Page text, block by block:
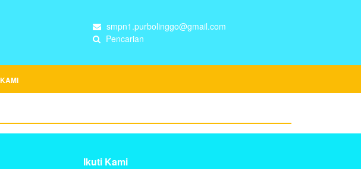
smpn1.purbolinggo@gmail.com
Pencarian
Ikuti Kami